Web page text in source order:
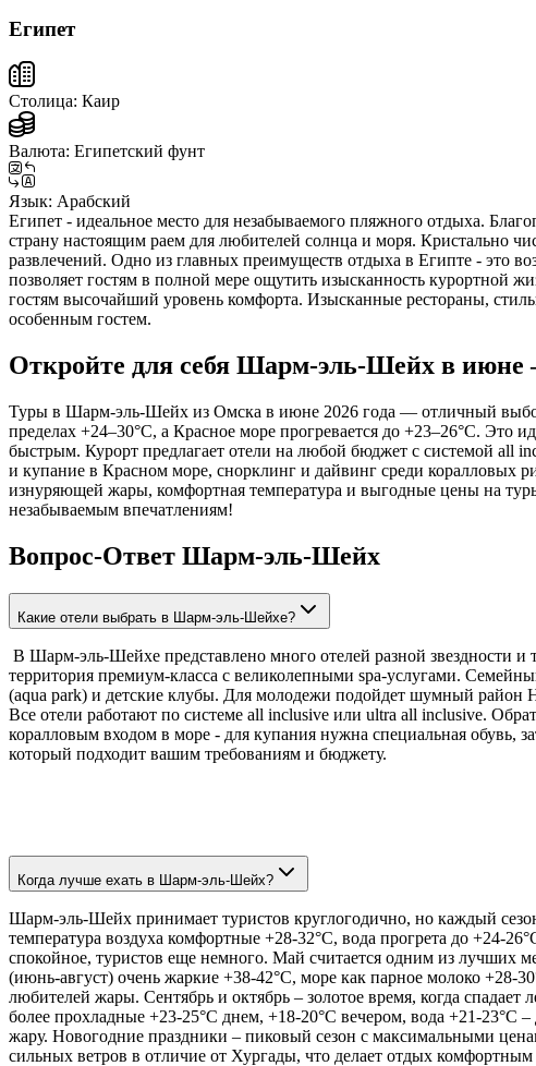
Египет
Столица: Каир
Валюта: Египетский фунт
Язык: Арабский
Египет - идеальное место для незабываемого пляжного отдыха.
страну настоящим раем для любителей солнца и моря. Кристально
развлечений. Одно из главных преимуществ отдыха в Египте - это
позволяет гостям в полной мере ощутить изысканность курортной
гостям высочайший уровень комфорта. Изысканные рестораны,
особенным гостем.
Откройте для себя Шарм-эль-Шейх в
Туры в Шарм-эль-Шейх из Омска в июне 2026 года — отличный
пределах +24–30°C, а Красное море прогревается до +23–26°C.
быстрым. Курорт предлагает отели на любой бюджет с системой
и купание в Красном море, снорклинг и дайвинг среди коралловых
изнуряющей жары, комфортная температура и выгодные цены на
незабываемым впечатлениям!
Вопрос-Ответ Шарм-эль-Шейх
Какие отели выбрать в Шарм-эль-Шейхе?
В Шарм-эль-Шейхе представлено много отелей разной звездности и
территория премиум-класса с великолепными spa-услугами.
(aqua park) и детские клубы. Для молодежи подойдет шумный район
Все отели работают по системе all inclusive или ultra all inclusive.
коралловым входом в море - для купания нужна специальная обувь,
который подходит вашим требованиям и бюджету.
Когда лучше ехать в Шарм-эль-Шейх?
Шарм-эль-Шейх принимает туристов круглогодично, но каждый
температура воздуха комфортные +28-32°C, вода прогрета до +24-
спокойное, туристов еще немного. Май считается одним из лучших
(июнь-август) очень жаркие +38-42°C, море как парное молоко
любителей жары. Сентябрь и октябрь – золотое время, когда
более прохладные +23-25°C днем, +18-20°C вечером, вода +21-23°C
жару. Новогодние праздники – пиковый сезон с максимальными
сильных ветров в отличие от Хургады, что делает отдых